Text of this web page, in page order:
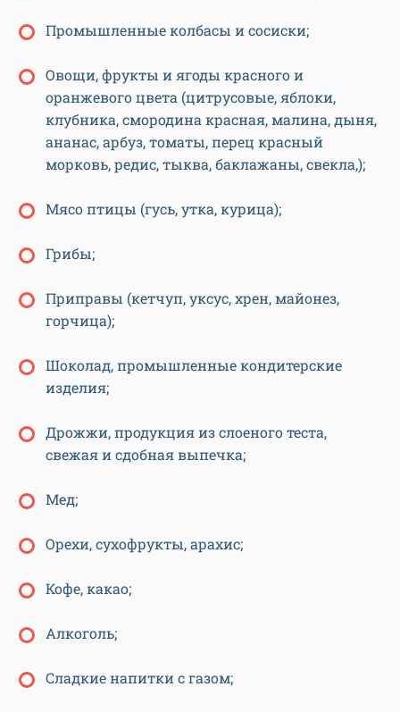
Промышленные колбасы и сосиски;
Овощи, фрукты и ягоды красного и
оранжевого цвета (цитрусовые, яблоки,
клубника, смородина красная, малина, дыня,
ананас, арбуз, томаты, перец красный
морковь, редис, тыква, баклажаны, свекла,);
Мясо птицы (гусь, утка, курица);
Грибы;
Приправы (кетчуп, уксус, хрен, майонез,
горчица);
Шоколад, промышленные кондитерские
изделия;
Дрожжи, продукция из слоеного теста,
свежая и сдобная выпечка;
Мед;
Орехи, сухофрукты, арахис;
Кофе, какао;
Алкоголь;
Сладкие напитки с газом;